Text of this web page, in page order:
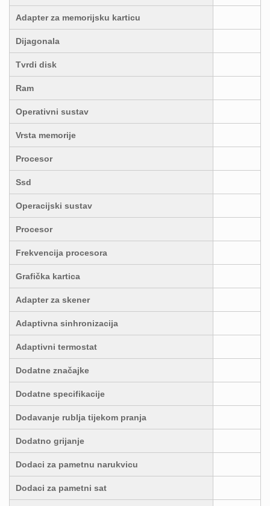
Adapter za memorijsku karticu
Dijagonala
Tvrdi disk
Ram
Operativni sustav
Vrsta memorije
Procesor
Ssd
Operacijski sustav
Procesor
Frekvencija procesora
Grafička kartica
Adapter za skener
Adaptivna sinhronizacija
Adaptivni termostat
Dodatne značajke
Dodatne specifikacije
Dodavanje rublja tijekom pranja
Dodatno grijanje
Dodaci za pametnu narukvicu
Dodaci za pametni sat